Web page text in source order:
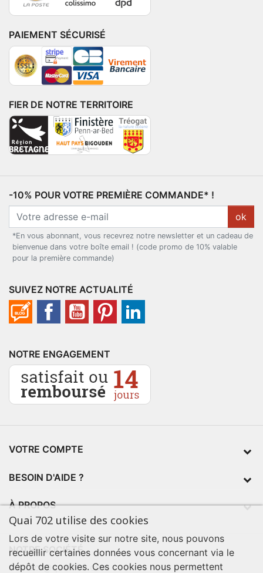
PAIEMENT SÉCURISÉ
FIER DE NOTRE TERRITOIRE
-10% POUR VOTRE PREMIÈRE COMMANDE* !
ok
*En vous abonnant, vous recevrez notre newsletter et un cadeau de
bienvenue dans votre boîte email ! (code promo de 10% valable
pour la première commande)
SUIVEZ NOTRE ACTUALITÉ
NOTRE ENGAGEMENT
VOTRE COMPTE
BESOIN D'AIDE ?
À PROPOS
NOTRE SOCIÉTÉ
contact@quai702.com
Quai 702 utilise des cookies
Lors de votre visite sur notre site, nous pouvons
recueillir certaines données vous concernant via le
dépôt de cookies. Ces cookies nous permettent